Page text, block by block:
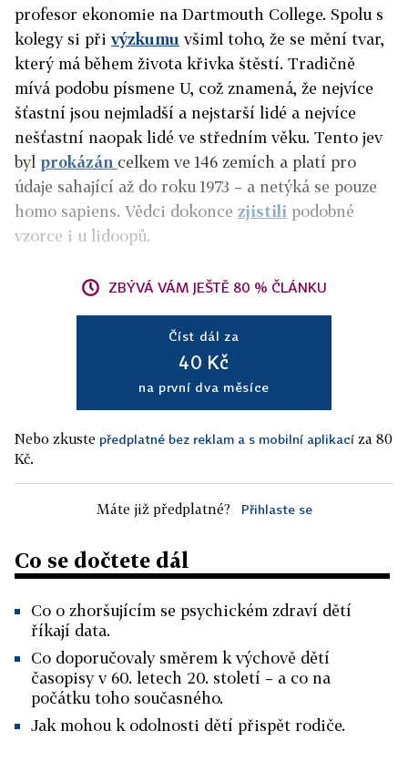
profesor ekonomie na Dartmouth College. Spolu s
kolegy si přivýzkumu všiml toho, že se mění tvar,
který má během života křivka štěstí. Tradičně
mívá podobu písmene U, což znamená, že nejvíce
šťastní jsou nejmladší a nejstarší lidé a nejvíce
nešťastní naopak lidé ve středním věku. Tento jev
byl prokázán celkem ve 146 zemích a platí pro
údaje sahající až do roku 1973 – a netýká se pouze
homo sapiens. Vědci dokonce zjistili podobné
vzorce i u lidoopů.
ZBÝVÁ VÁM JEŠTĚ 80 % ČLÁNKU
Číst dál za
40 Kč
na první dva měsíce
Nebo zkuste předplatné bez reklam a s mobilní aplikací za 80
Kč.
Máte již předplatné? Přihlaste se
Co se dočtete dál
Co o zhoršujícím se psychickém zdraví dětí
říkají data.
Co doporučovaly směrem k výchově dětí
časopisy v 60. letech 20. století – a co na
počátku toho současného.
Jak mohou k odolnosti dětí přispět rodiče.